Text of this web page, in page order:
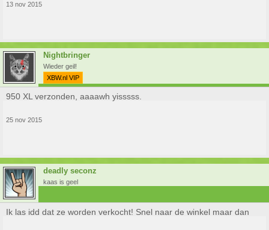
13 nov 2015
Nightbringer
Wieder geil!
XBW.nl VIP
950 XL verzonden, aaaawh yisssss.
25 nov 2015
deadly seconz
kaas is geel
Ik las idd dat ze worden verkocht! Snel naar de winkel maar dan